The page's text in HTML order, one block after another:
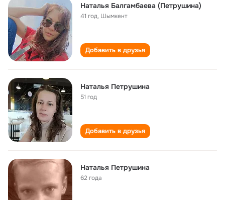
Наталья Балгамбаева (Петрушина)
41 год, Шымкент
Добавить в друзья
Наталья Петрушина
51 год
Добавить в друзья
Наталья Петрушина
62 года